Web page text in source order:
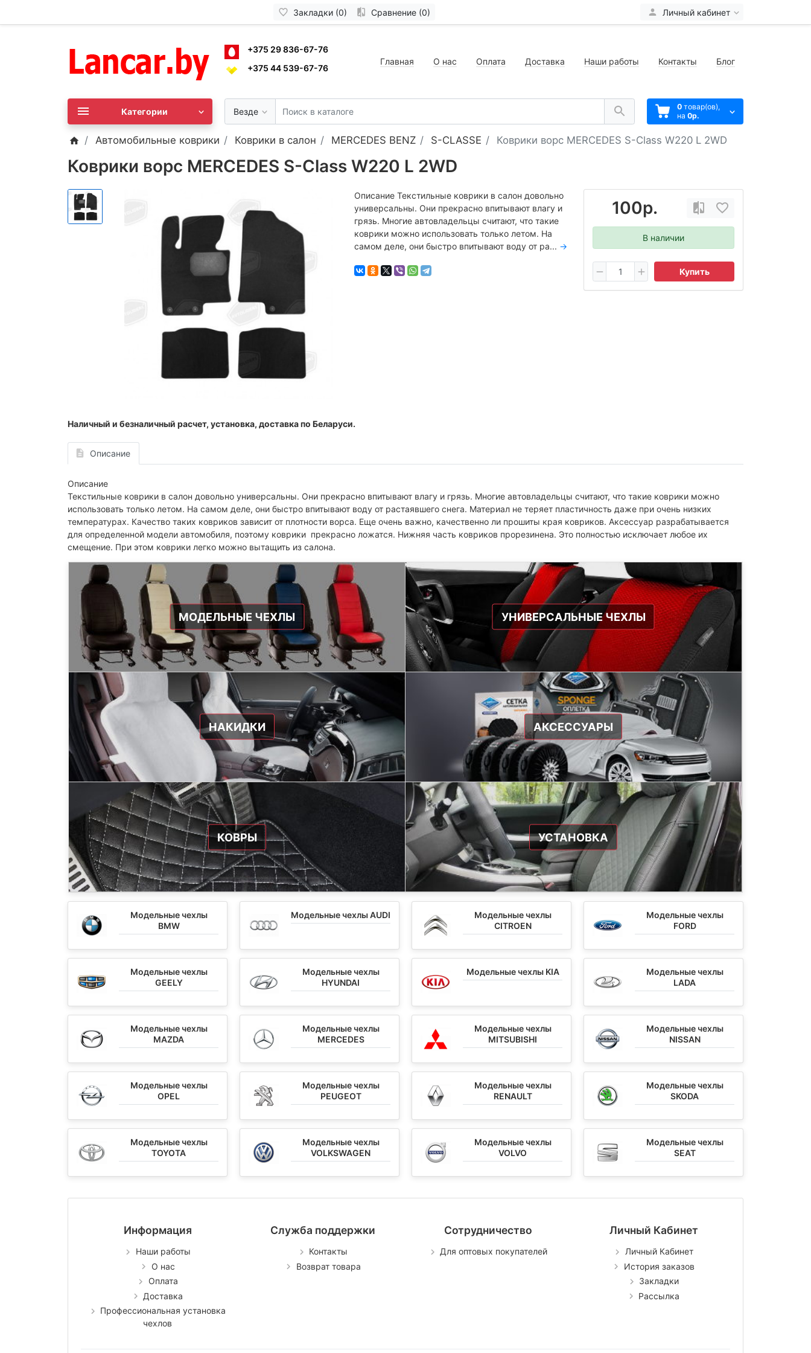
Закладки (0) Сравнение (0) Личный кабинет
+375 29 836-67-76
+375 44 539-67-76
Главная О нас Оплата Доставка Наши работы Контакты Блог
Везде 0 товар(ов),
на 0р.
Категории
Автомобильные коврики Коврики в салон MERCEDES BENZ S-CLASSE Коврики ворс MERCEDES S-Class W220 L 2WD
Коврики ворс MERCEDES S-Class W220 L 2WD
100р.
В наличии
Купить
Описание Текстильные коврики в салон довольно
универсальны. Они прекрасно впитывают влагу и
грязь. Многие автовладельцы считают, что такие
коврики можно использовать только летом. На
самом деле, они быстро впитывают воду от ра... →
Наличный и безналичный расчет, установка, доставка по Беларуси.
Описание
Описание
Текстильные коврики в салон довольно универсальны. Они прекрасно впитывают влагу и грязь. Многие автовладельцы считают, что такие коврики можно
использовать только летом. На самом деле, они быстро впитывают воду от растаявшего снега. Материал не теряет пластичность даже при очень низких
температурах. Качество таких ковриков зависит от плотности ворса. Еще очень важно, качественно ли прошиты края ковриков. Аксессуар разрабатывается
для определенной модели автомобиля, поэтому коврики прекрасно ложатся. Нижняя часть ковриков прорезинена. Это полностью исключает любое их
смещение. При этом коврики легко можно вытащить из салона.
МОДЕЛЬНЫЕ ЧЕХЛЫ УНИВЕРСАЛЬНЫЕ ЧЕХЛЫ
НАКИДКИ АКСЕССУАРЫ
КОВРЫ УСТАНОВКА
Модельные чехлы
BMW
Модельные чехлы AUDI
Модельные чехлы
CITROEN
Модельные чехлы
FORD
Модельные чехлы
GEELY
Модельные чехлы
HYUNDAI
Модельные чехлы KIA
Модельные чехлы
LADA
Модельные чехлы
MAZDA
Модельные чехлы
MERCEDES
Модельные чехлы
MITSUBISHI
Модельные чехлы
NISSAN
Модельные чехлы
OPEL
Модельные чехлы
PEUGEOT
Модельные чехлы
RENAULT
Модельные чехлы
SKODA
Модельные чехлы
TOYOTA
Модельные чехлы
VOLKSWAGEN
Модельные чехлы
VOLVO
Модельные чехлы
SEAT
Информация
Наши работы
О нас
Оплата
Доставка
Профессиональная установка
чехлов
Служба поддержки
Контакты
Возврат товара
Сотрудничество
Для оптовых покупателей
Личный Кабинет
Личный Кабинет
История заказов
Закладки
Рассылка